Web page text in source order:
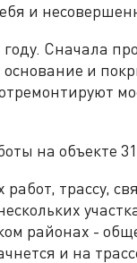
и
Сначала
основание и
на объекте 31
трассу,
районах -
и на